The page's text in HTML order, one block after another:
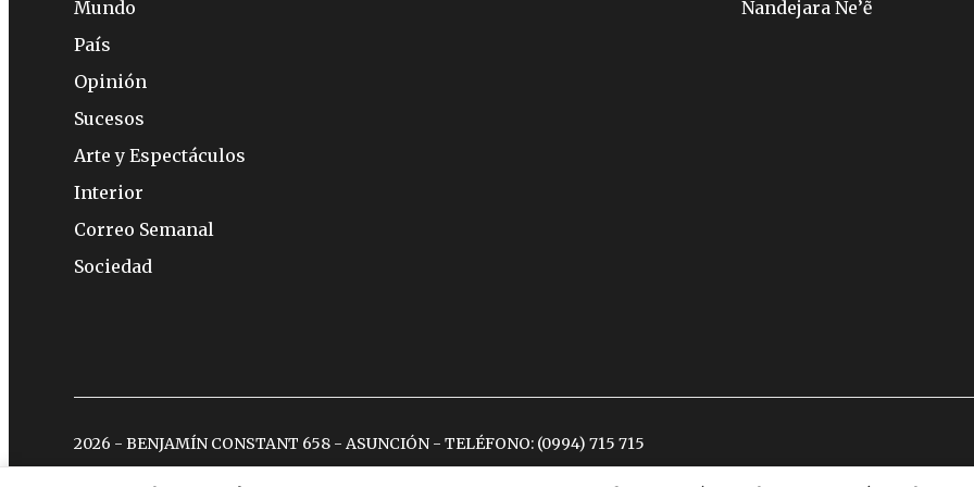
Mundo
País
Opinión
Sucesos
Arte y Espectáculos
Interior
Correo Semanal
Sociedad
Ñandejara Ñe’ẽ
2026 - BENJAMÍN CONSTANT 658 - ASUNCIÓN - TELÉFONO: (0994) 715 715